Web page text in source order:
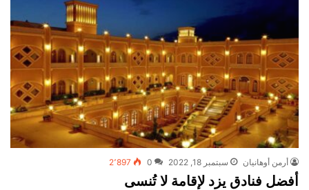
أرمن أوهانيان سبتمبر 18, 2022 0 2٬897
أفضل فنادق يزد لإقامة لا تُنسى